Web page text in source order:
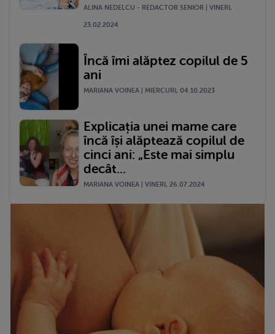
ALINA NEDELCU - REDACTOR SENIOR | VINERI,
23.02.2024
Încă îmi alăptez copilul de 5
ani
MARIANA VOINEA | MIERCURI, 04.10.2023
Explicația unei mame care
încă își alăptează copilul de
cinci ani: „Este mai simplu
decât...
MARIANA VOINEA | VINERI, 26.07.2024